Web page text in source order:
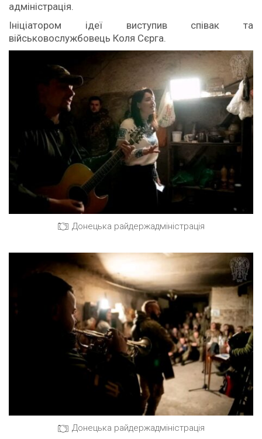
адміністрація.
Ініціатором ідеї виступив співак та
військовослужбовець Коля Сєрга.
Донецька райдержадміністрація
Донецька райдержадміністрація